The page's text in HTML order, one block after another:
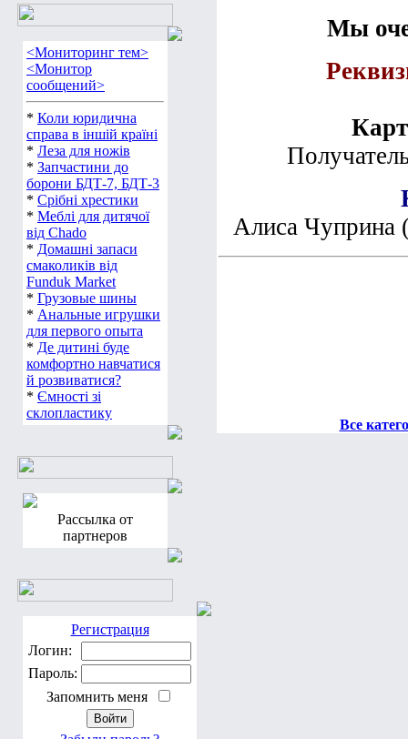
<Мониторинг тем>
<Монитор
сообщений>
* Коли юридична
справа в іншій країні
* Леза для ножів
* Запчастини до
борони БДТ-7, БДТ-3
* Срібні хрестики
* Меблі для дитячої
від Chado
* Домашні запаси
смаколиків від
Funduk Market
* Грузовые шины
* Анальные игрушки
для первого опыта
* Де дитині буде
комфортно навчатися
й розвиватися?
* Ємності зі
склопластику
Рассылка от
партнеров
Регистрация
Логин:
Пароль:
Запомнить меня
Мы
Алиса Чуприна
Все